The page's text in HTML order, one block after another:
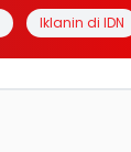
Iklanin di IDN